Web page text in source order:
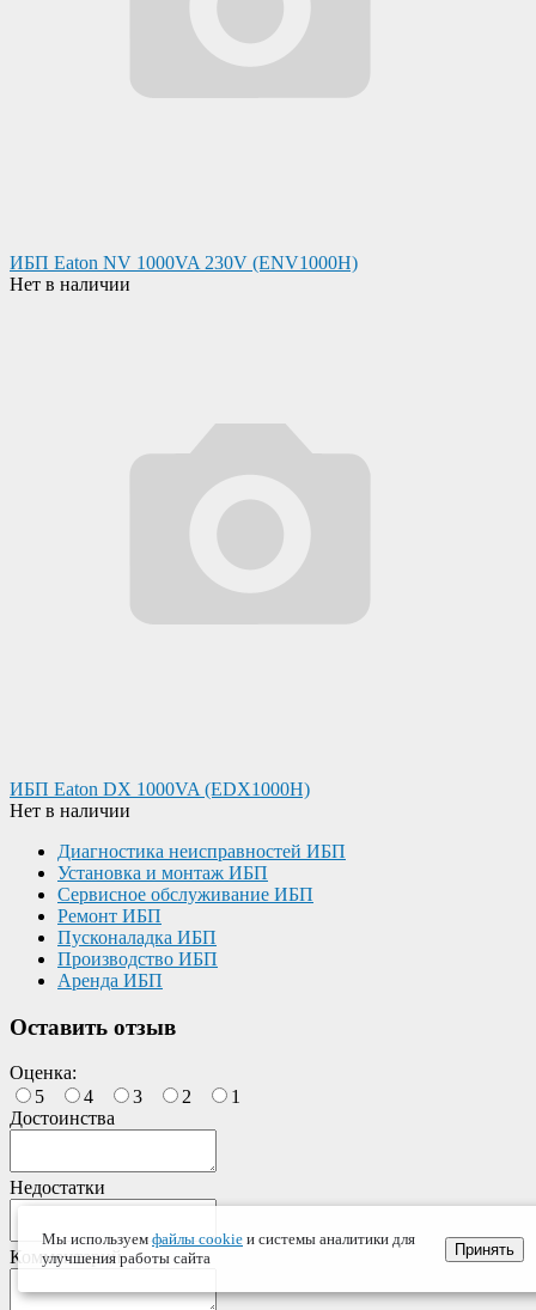
ИБП Eaton NV 1000VA 230V (ENV1000H)
Нет в наличии
ИБП Eaton DX 1000VA (EDX1000H)
Нет в наличии
Диагностика неисправностей ИБП
Установка и монтаж ИБП
Сервисное обслуживание ИБП
Ремонт ИБП
Пусконаладка ИБП
Производство ИБП
Аренда ИБП
Оставить отзыв
Оценка:
5
4 3 2
1
Достоинства
Недостатки
Комментарий
Мы используем файлы cookie и системы аналитики для
улучшения работы сайта
Принять